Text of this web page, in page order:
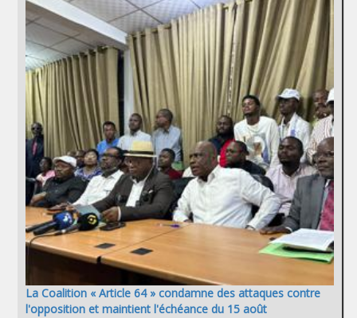
La Coalition « Article 64 » condamne des attaques contre
l'opposition et maintient l'échéance du 15 août